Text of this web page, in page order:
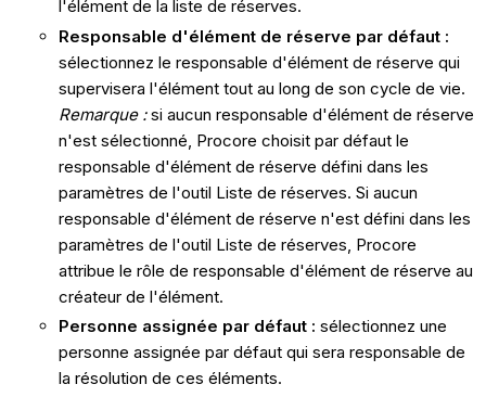
l'élément de la liste de réserves.
Responsable d'élément de réserve par défaut:
sélectionnez le responsable d'élément de réserve qui
supervisera l'élément tout au long de son cycle de vie.
Remarque :si aucun responsable d'élément de réserve
n'est sélectionné, Procore choisit par défaut le
responsable d'élément de réserve défini dans les
paramètres de l'outil Liste de réserves. Si aucun
responsable d'élément de réserve n'est défini dans les
paramètres de l'outil Liste de réserves, Procore
attribue le rôle de responsable d'élément de réserve au
créateur de l'élément.
Personne assignée par défaut : sélectionnez une
personne assignée par défaut qui sera responsable de
la résolution de ces éléments.